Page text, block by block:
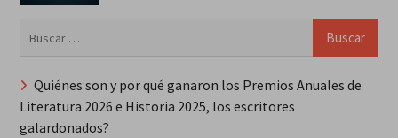
Quiénes son y por qué ganaron los Premios Anuales de
Literatura 2026 e Historia 2025, los escritores
galardonados?